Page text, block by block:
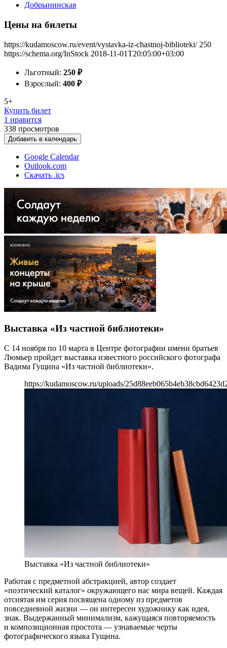
Добрынинская
Цены на билеты
https://kudamoscow.ru/event/vystavka-iz-chastnoj-biblioteki/ 250
https://schema.org/InStock 2018-11-01T20:05:00+03:00
Льготный: 250 ₽
Взрослый: 400 ₽
5+
Купить билет
1 нравится
338 просмотров
Добавить в календарь
Google Calendar
Outlook.com
Скачать .ics
Выставка «Из частной библиотеки»
С 14 ноября по 10 марта в Центре фотографии имени братьев
Люмьер пройдет выставка известного российского фотографа
Вадима Гущина «Из частной библиотеки».
https://kudamoscow.ru/uploads/
Выставка «Из частной библиотеки»
Работая с предметной абстракцией, автор создает
«поэтический каталог» окружающего нас мира вещей. Каждая
отснятая им серия посвящена одному из предметов
повседневной жизни — он интересен художнику как идея,
знак. Выдержанный минимализм, кажущаяся повторяемость
и композиционная простота — узнаваемые черты
фотографического языка Гущина.